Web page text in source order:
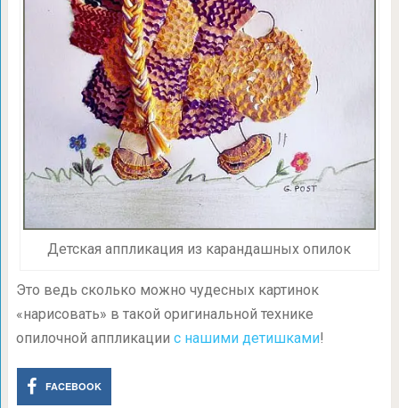
Детская аппликация из карандашных опилок
Это ведь сколько можно чудесных картинок
«нарисовать» в такой оригинальной технике
опилочной аппликации с нашими детишками!
FACEBOOK